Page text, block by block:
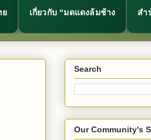
ย เกี่ยวกับ “มดแดงล้มช้าง สำ
Search
Our Community's